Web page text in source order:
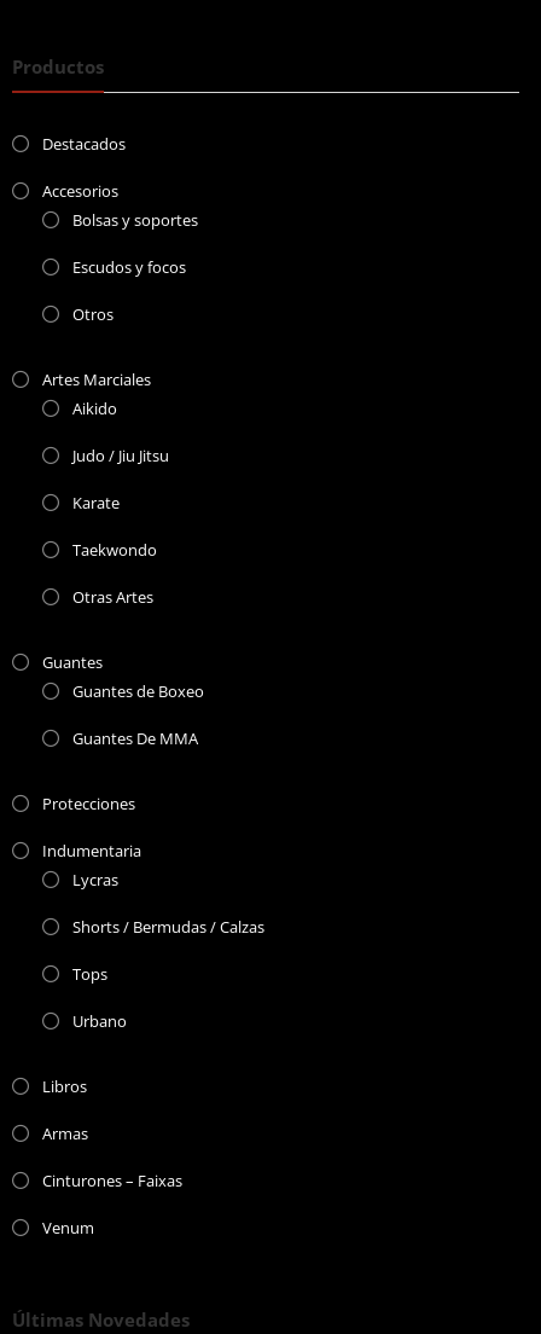
Productos
Destacados
Accesorios
Bolsas y soportes
Escudos y focos
Otros
Artes Marciales
Aikido
Judo / Jiu Jitsu
Karate
Taekwondo
Otras Artes
Guantes
Guantes de Boxeo
Guantes De MMA
Protecciones
Indumentaria
Lycras
Shorts / Bermudas / Calzas
Tops
Urbano
Libros
Armas
Cinturones – Faixas
Venum
Últimas Novedades